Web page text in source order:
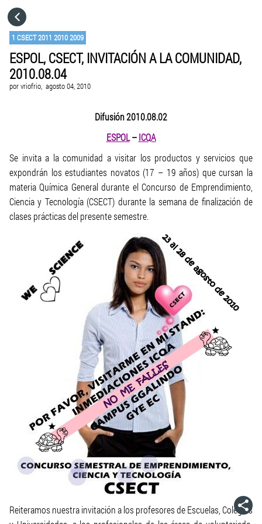
1 CSECT 2011 2010 2009
ESPOL, CSECT, INVITACIÓN A LA COMUNIDAD,
2010.08.04
porvriofrio, agosto 04, 2010
Difusión 2010.08.02
ESPOL – ICQA
Se invita a la comunidad a visitar los productos y servicios que
expondrán los estudiantes novatos (17 – 19 años) que cursan la
materia Química General durante el Concurso de Emprendimiento,
Ciencia y Tecnología (CSECT) durante la semana de finalización de
clases prácticas del presente semestre.
Reiteramos nuestra invitación a los profesores de Escuelas, Colegios
CATEGORÍAS
VISITA EL SITIO WEB